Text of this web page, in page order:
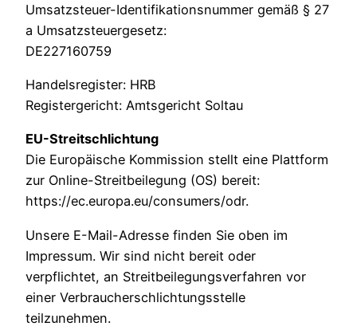
Umsatzsteuer-Identifikationsnummer gemäß § 27
a Umsatzsteuergesetz:
DE227160759
Handelsregister: HRB
Registergericht: Amtsgericht Soltau
EU-Streitschlichtung
Die Europäische Kommission stellt eine Plattform
zur Online-Streitbeilegung (OS) bereit:
https://ec.europa.eu/consumers/odr.
Unsere E-Mail-Adresse finden Sie oben im
Impressum. Wir sind nicht bereit oder
verpflichtet, an Streitbeilegungsverfahren vor
einer Verbraucherschlichtungsstelle
teilzunehmen.